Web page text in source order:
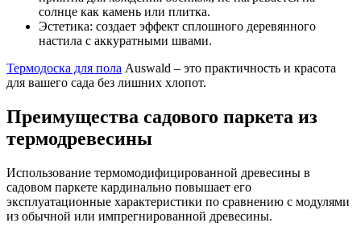
солнце как камень или плитка.
Эстетика: создает эффект сплошного деревянного
настила с аккуратными швами.
Термодоска для пола Auswald – это практичность и красота
для вашего сада без лишних хлопот.
Преимущества садового паркета из
термодревесины
Использование термомодифицированной древесины в
садовом паркете кардинально повышает его
эксплуатационные характеристики по сравнению с модулями
из обычной или импрегнированной древесины.